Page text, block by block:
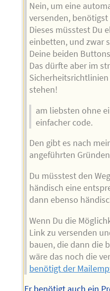
Nein, um eine
versenden,
Dieses müsstest Du
einbetten, und zwar
Deine beiden
Das dürfte aber im
stehen!
am liebsten ohne
einfacher code.
Den gibt es nach
angeführten
Du müsstest den
händisch eine
dann ebenso
Wenn Du die
Link zu versenden
bauen, die dann die
wäre das noch die
benötigt der